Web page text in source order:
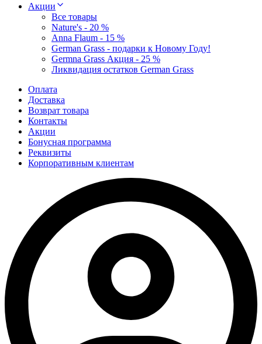
Акции
Все товары
Nature's - 20 %
Anna Flaum - 15 %
German Grass - подарки к Новому Году!
Germna Grass Акция - 25 %
Ликвидация остатков German Grass
Оплата
Доставка
Возврат товара
Контакты
Акции
Бонусная программа
Реквизиты
Корпоративным клиентам